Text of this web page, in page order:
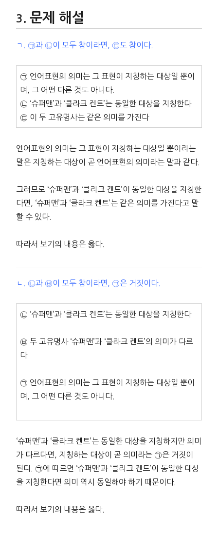
문제 해설
ㄱ. ㉠과 ㉡이 모두 참이라면, ㉢도 참이다.
㉠ 언어표현의 의미는 그 표현이 지칭하는 대상일 뿐이
며, 그 어떤 다른 것도 아니다.
㉡ ‘슈퍼맨’과 ‘클라크 켄트’는 동일한 대상을 지칭한다
㉢ 이 두 고유명사는 같은 의미를 가진다
언어표현의 의미는 그 표현이 지칭하는 대상일 뿐이라는
말은 지칭하는 대상이 곧 언어표현의 의미라는 말과 같다.
그러므로 ‘슈퍼맨’과 ‘클라크 켄트’이 동일한 대상을 지칭한
다면, ‘슈퍼맨’과 ‘클라크 켄트’는 같은 의미를 가진다고 말
할 수 있다.
따라서 보기의 내용은 옳다.
ㄴ. ㉡과 ㉥이 모두 참이라면, ㉠은 거짓이다.
㉡ ‘슈퍼맨’과 ‘클라크 켄트’는 동일한 대상을 지칭한다
㉥ 두 고유명사 ‘슈퍼맨’과 ‘클라크 켄트’의 의미가 다르
다
㉠ 언어표현의 의미는 그 표현이 지칭하는 대상일 뿐이
며, 그 어떤 다른 것도 아니다.
‘슈퍼맨’과 ‘클라크 켄트’는 동일한 대상을 지칭하지만 의미
가 다르다면, 지칭하는 대상이 곧 의미라는 ㉠은 거짓이
된다. ㉠에 따르면 ‘슈퍼맨’과 ‘클라크 켄트’이 동일한 대상
을 지칭한다면 의미 역시 동일해야 하기 때문이다.
따라서 보기의 내용은 옳다.